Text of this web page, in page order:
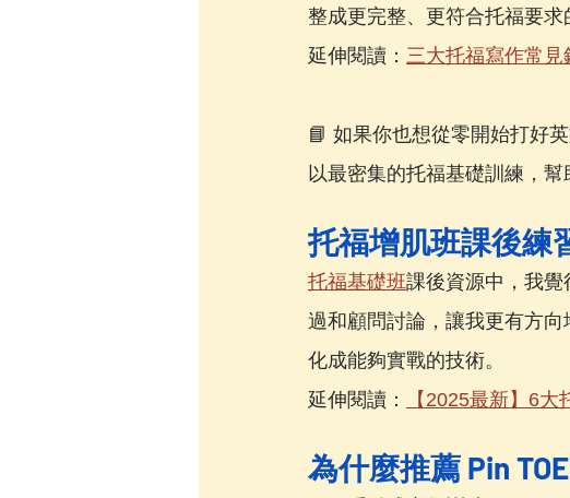
整成更完整、更符合托福要求
延伸閱讀： 三大托福寫作常
📘 如果你也想從零開始打好
以最密集的托福基礎訓練，幫
托福增肌班課後練
托福基礎班課後資源中，我
過和顧問討論，讓我更有方
化成能夠實戰的技術。
延伸閱讀：
【2025最新】6
為什麼推薦 Pin